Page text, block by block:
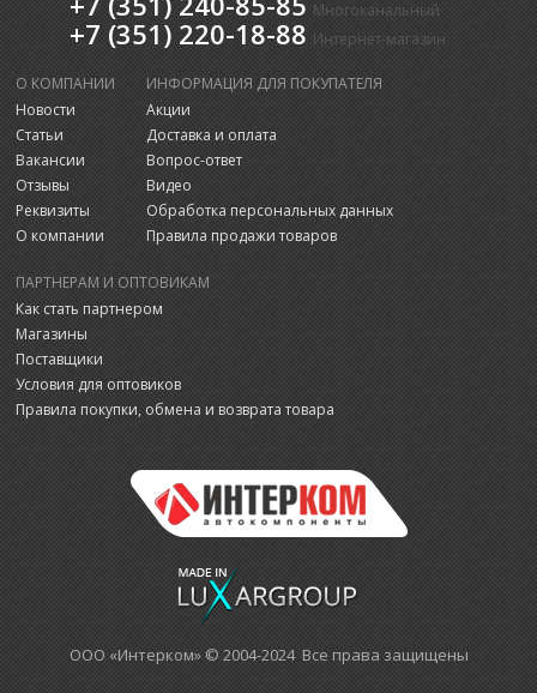
Многоканальный
+7 (351) 220-18-88 Интернет-магазин
О КОМПАНИИ
Новости
Статьи
Вакансии
Отзывы
Реквизиты
О компании
ИНФОРМАЦИЯ ДЛЯ ПОКУПАТЕЛЯ
Акции
Доставка и оплата
Вопрос-ответ
Видео
Обработка персональных данных
Правила продажи товаров
ПАРТНЕРАМ И ОПТОВИКАМ
Как стать партнером
Магазины
Поставщики
Условия для оптовиков
Правила покупки, обмена и возврата товара
ООО «Интерком» © 2004-2024 Все права защищены